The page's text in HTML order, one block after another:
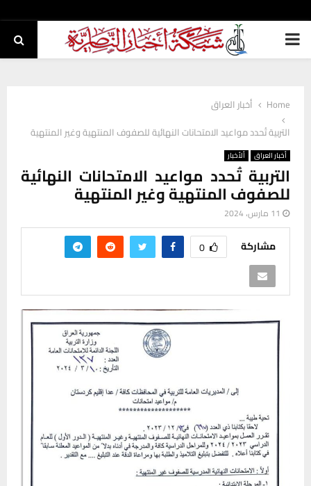
PRIMARY
Home
أخبار العراق
التربية تُحدد مواعيد الامتحانات النهائية للصفوف المنتهية وغير المنتهية
أخبار العراق ألأخبار
التربية تُحدد مواعيد الامتحانات النهائية
للصفوف المنتهية وغير المنتهية
11 مارس، 2024
مشاركة 0